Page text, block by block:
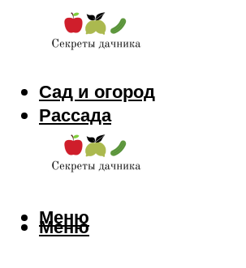
Сад и огород
Рассада
Цветы
Заготовки
Меню
Меню